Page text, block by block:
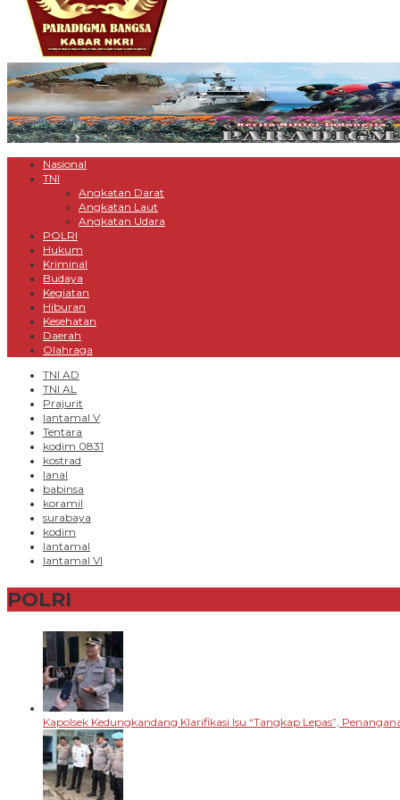
Nasional
TNI
Angkatan Darat
Angkatan Laut
Angkatan Udara
POLRI
Hukum
Kriminal
Budaya
Kegiatan
Hiburan
Kesehatan
Daerah
Olahraga
TNI AD
TNI AL
Prajurit
lantamal V
Tentara
kodim 0831
kostrad
lanal
babinsa
koramil
surabaya
kodim
lantamal
lantamal VI
POLRI
Kapolsek Kedungkandang Klarifikasi Isu “Tangkap Lepas”,